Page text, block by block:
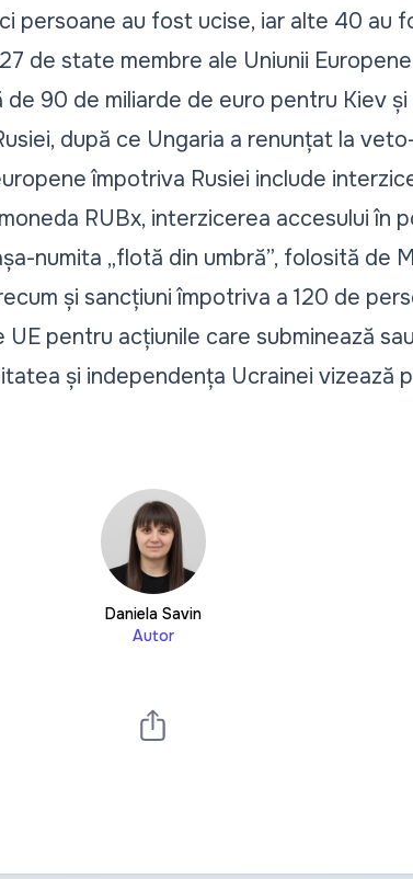
persoane au fost ucise, iar alte 40 au
de state membre ale Uniunii
de 90 de miliarde de euro pentru Kiev
după ce Ungaria a renunțat la
împotriva Rusiei include
RUBx, interzicerea accesului în
numita „flotă din umbră”, folosită de
și sancțiuni împotriva a 120 de
pentru acțiunile care subminează sau
și independența Ucrainei vizează
Daniela Savin
Autor